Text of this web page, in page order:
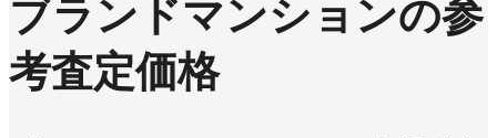
ブランドマンションの参
考査定価格